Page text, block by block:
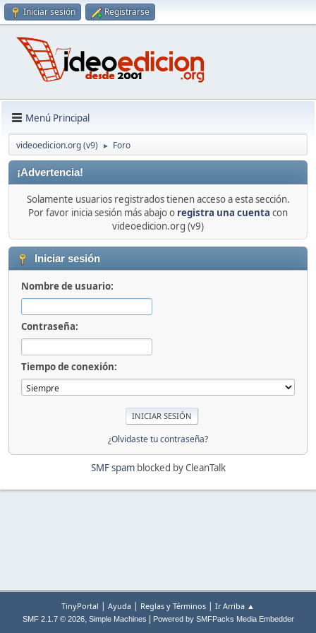
Iniciar sesión Registrarse
Menú Principal
videoedicion.org (v9) ► Foro
¡Advertencia!
Solamente usuarios registrados tienen acceso a esta sección.
Por favor inicia sesión más abajo o registra una cuenta con
videoedicion.org (v9)
Iniciar sesión
Nombre de usuario:
Contraseña:
Tiempo de conexión:
¿Olvidaste tu contraseña?
SMF spamblocked by CleanTalk
TinyPortal | Ayuda | Reglas y Términos | Ir Arriba ▲
SMF 2.1.7 © 2026, Simple Machines Powered by SMFPacks Media Embedder